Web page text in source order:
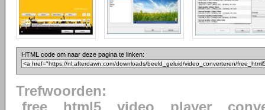
HTML code om naar deze pagina te linken:
Trefwoorden: